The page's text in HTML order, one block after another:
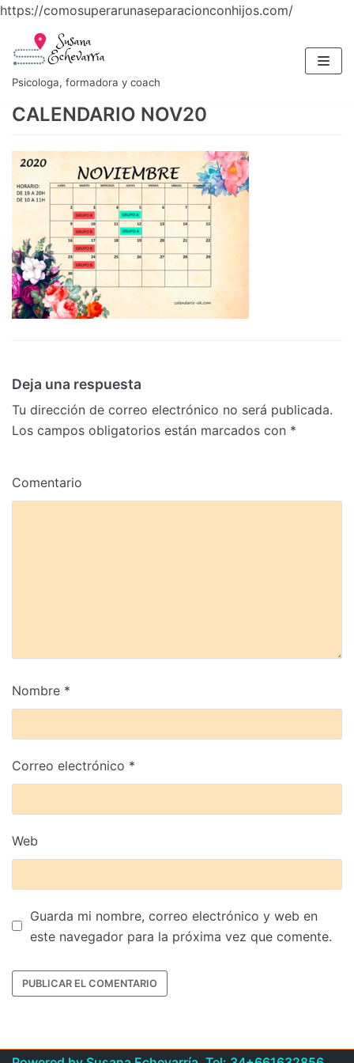
https://comosuperarunaseparacionconhijos.com/
Saltar
contenido
Psicologa, formadora y coach
CALENDARIO NOV20
Deja una respuesta
Tu dirección de correo electrónico no será publicada.
Los campos obligatorios están marcados con *
Comentario
Nombre *
Correo electrónico *
Web
Guarda mi nombre, correo electrónico y web en
este navegador para la próxima vez que comente.